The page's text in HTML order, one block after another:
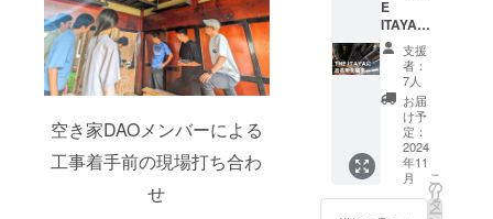
空き家DAOメンバーによる
工事着手前の現場打ち合わ
せ
援をい
ただい
た後
に、運
営側か
らのご
案内に
り、
実施日
をご案
内しま
E
ITAYA」
にお名
前を展
示】 ・
完成し
た宿の
内部
に、パ
ネル等
に印字
して掲
支援
者：
7人
お届
け予
定：
2024
年11
月
こ
の
リ
タ
ー